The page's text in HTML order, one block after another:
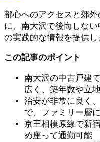
都心へのアクセスと郊
に、南大沢で後悔しな
の実践的な情報を提供し
この記事のポイント
南大沢の中古戸建
広く、築年数や立
治安が非常に良く
で、ファミリー層
京王相模原線で新
め座って通勤可能